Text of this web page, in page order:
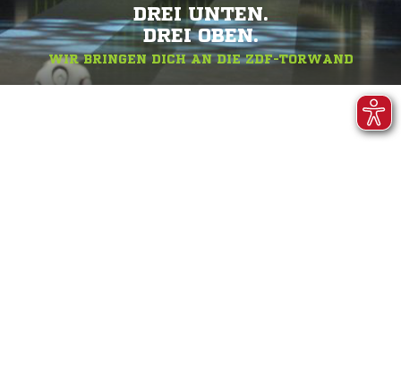
DREI UNTEN.
DREI OBEN.
WIR BRINGEN DICH AN DIE ZDF-TORWAND